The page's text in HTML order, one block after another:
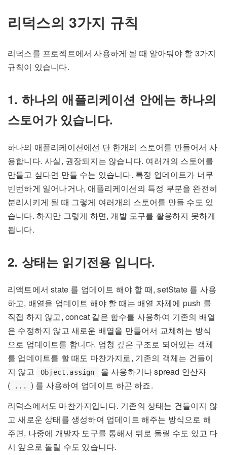
리덕스의 3가지 규칙
리덕스를 프로젝트에서 사용하게 될 때 알아둬야 할 3가지
규칙이 있습니다.
1. 하나의 애플리케이션 안에는 하나의
스토어가 있습니다.
하나의 애플리케이션에선 단 한개의 스토어를 만들어서 사
용합니다. 사실, 권장되지는 않습니다. 여러개의 스토어를
만들고 싶다면 만들 수는 있습니다. 특정 업데이트가 너무
빈번하게 일어나거나, 애플리케이션의 특정 부분을 완전히
분리시키게 될 때 그렇게 여러개의 스토어를 만들 수도 있
습니다. 하지만 그렇게 하면, 개발 도구를 활용하지 못하게
됩니다.
2. 상태는 읽기전용 입니다.
리액트에서 state 를 업데이트 해야 할 때, setState 를 사용
하고, 배열을 업데이트 해야 할 때는 배열 자체에 push 를
직접 하지 않고, concat 같은 함수를 사용하여 기존의 배열
은 수정하지 않고 새로운 배열을 만들어서 교체하는 방식
으로 업데이트를 합니다. 엄청 깊은 구조로 되어있는 객체
를 업데이트를 할 때도 마찬가지로, 기존의 객체는 건들이
지 않고
Object.assign
을 사용하거나 spread 연산자
(
...
) 를 사용하여 업데이트 하곤 하죠.
리덕스에서도 마찬가지입니다. 기존의 상태는 건들이지 않
고 새로운 상태를 생성하여 업데이트 해주는 방식으로 해
주면, 나중에 개발자 도구를 통해서 뒤로 돌릴 수도 있고 다
시 앞으로 돌릴 수도 있습니다.